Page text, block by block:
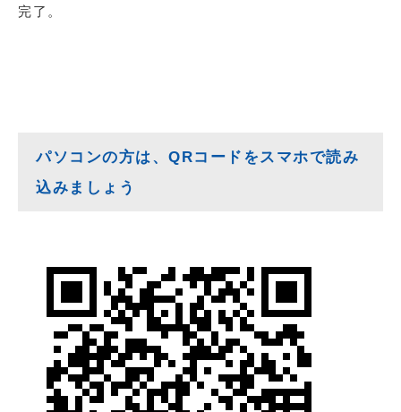
完了。
パソコンの方は、QRコードをスマホで読み
込みましょう